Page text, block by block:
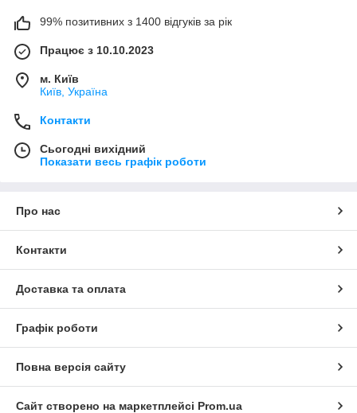
99% позитивних з 1400 відгуків за рік
Працює з 10.10.2023
м. Київ
Київ, Україна
Контакти
Сьогодні вихідний
Показати весь графік роботи
Про нас
Контакти
Доставка та оплата
Графік роботи
Повна версія сайту
Сайт створено на маркетплейсі Prom.ua